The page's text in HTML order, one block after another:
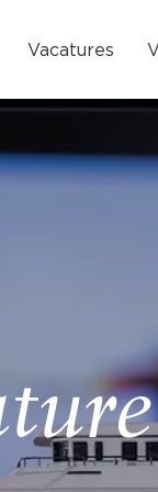
Vacatures